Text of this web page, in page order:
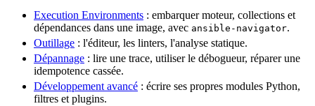
Execution Environments : embarquer moteur, collections et
dépendances dans une image, avec ansible-navigator.
Outillage : l'éditeur, les linters, l'analyse statique.
Dépannage : lire une trace, utiliser le débogueur, réparer une
idempotence cassée.
Développement avancé : écrire ses propres modules Python,
filtres et plugins.